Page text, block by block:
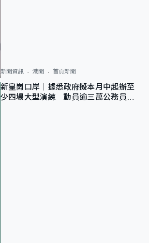
新聞資訊 港聞 首頁新聞
新皇崗口岸｜據悉政府擬本月中起辦至
少四場大型演練 動員逾三萬公務員人